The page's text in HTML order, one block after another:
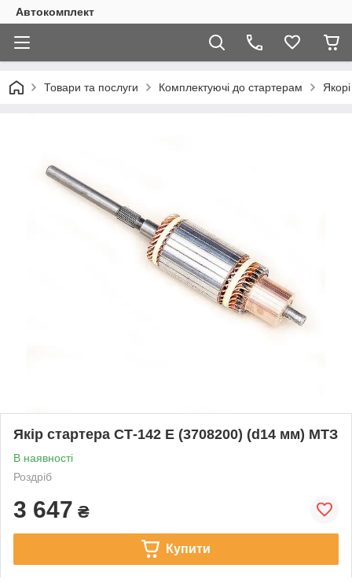
Автокомплект
Товари та послуги Комплектуючі до стартерам Якорі
Якір стартера СТ-142 Е (3708200) (d14 мм) МТЗ
В наявності
Роздріб
3 647 ₴
Купити